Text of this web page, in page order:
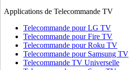
Applications de Telecommande TV
Telecommande pour LG TV
Telecommande pour Fire TV
Telecommande pour Roku TV
Telecommande pour Samsung TV
Telecommande TV Universelle